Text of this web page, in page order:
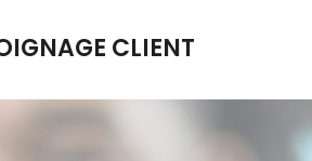
CLIENT